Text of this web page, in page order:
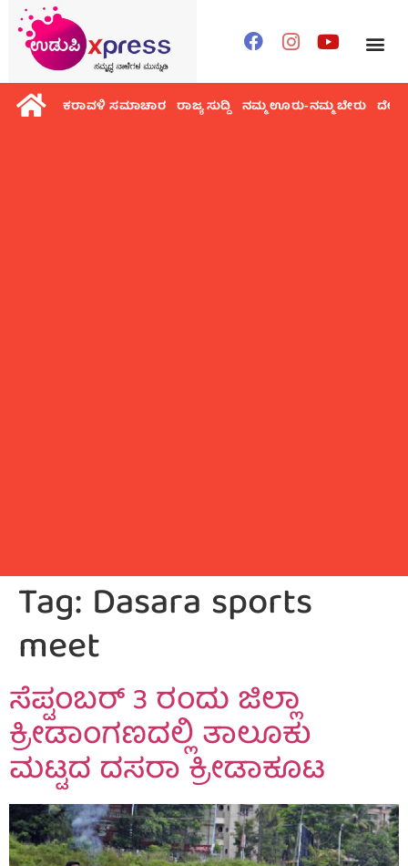
ಕರಾವಳಿ ಸಮಾಚಾರ ರಾಜ್ಯ ಸುದ್ದಿ ನಮ್ಮ ಊರು-ನಮ್ಮ ಬೇರು ದೇಶ
Tag: Dasara sports
meet
ಸೆಪ್ಟಂಬರ್ 3 ರಂದು ಜಿಲ್ಲಾ
ಕ್ರೀಡಾಂಗಣದಲ್ಲಿ ತಾಲೂಕು
ಮಟ್ಟದ ದಸರಾ ಕ್ರೀಡಾಕೂಟ